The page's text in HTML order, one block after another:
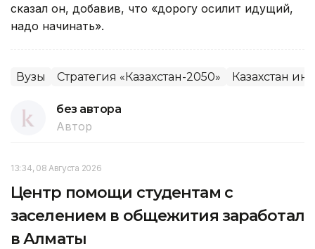
сказал он, добавив, что «дорогу осилит идущий,
надо начинать».
Вузы Стратегия «Казахстан-2050» Казахстан
без автора
Автор
13:34, 08 Августа 2026
Центр помощи студентам с
заселением в общежития заработал
в Алматы